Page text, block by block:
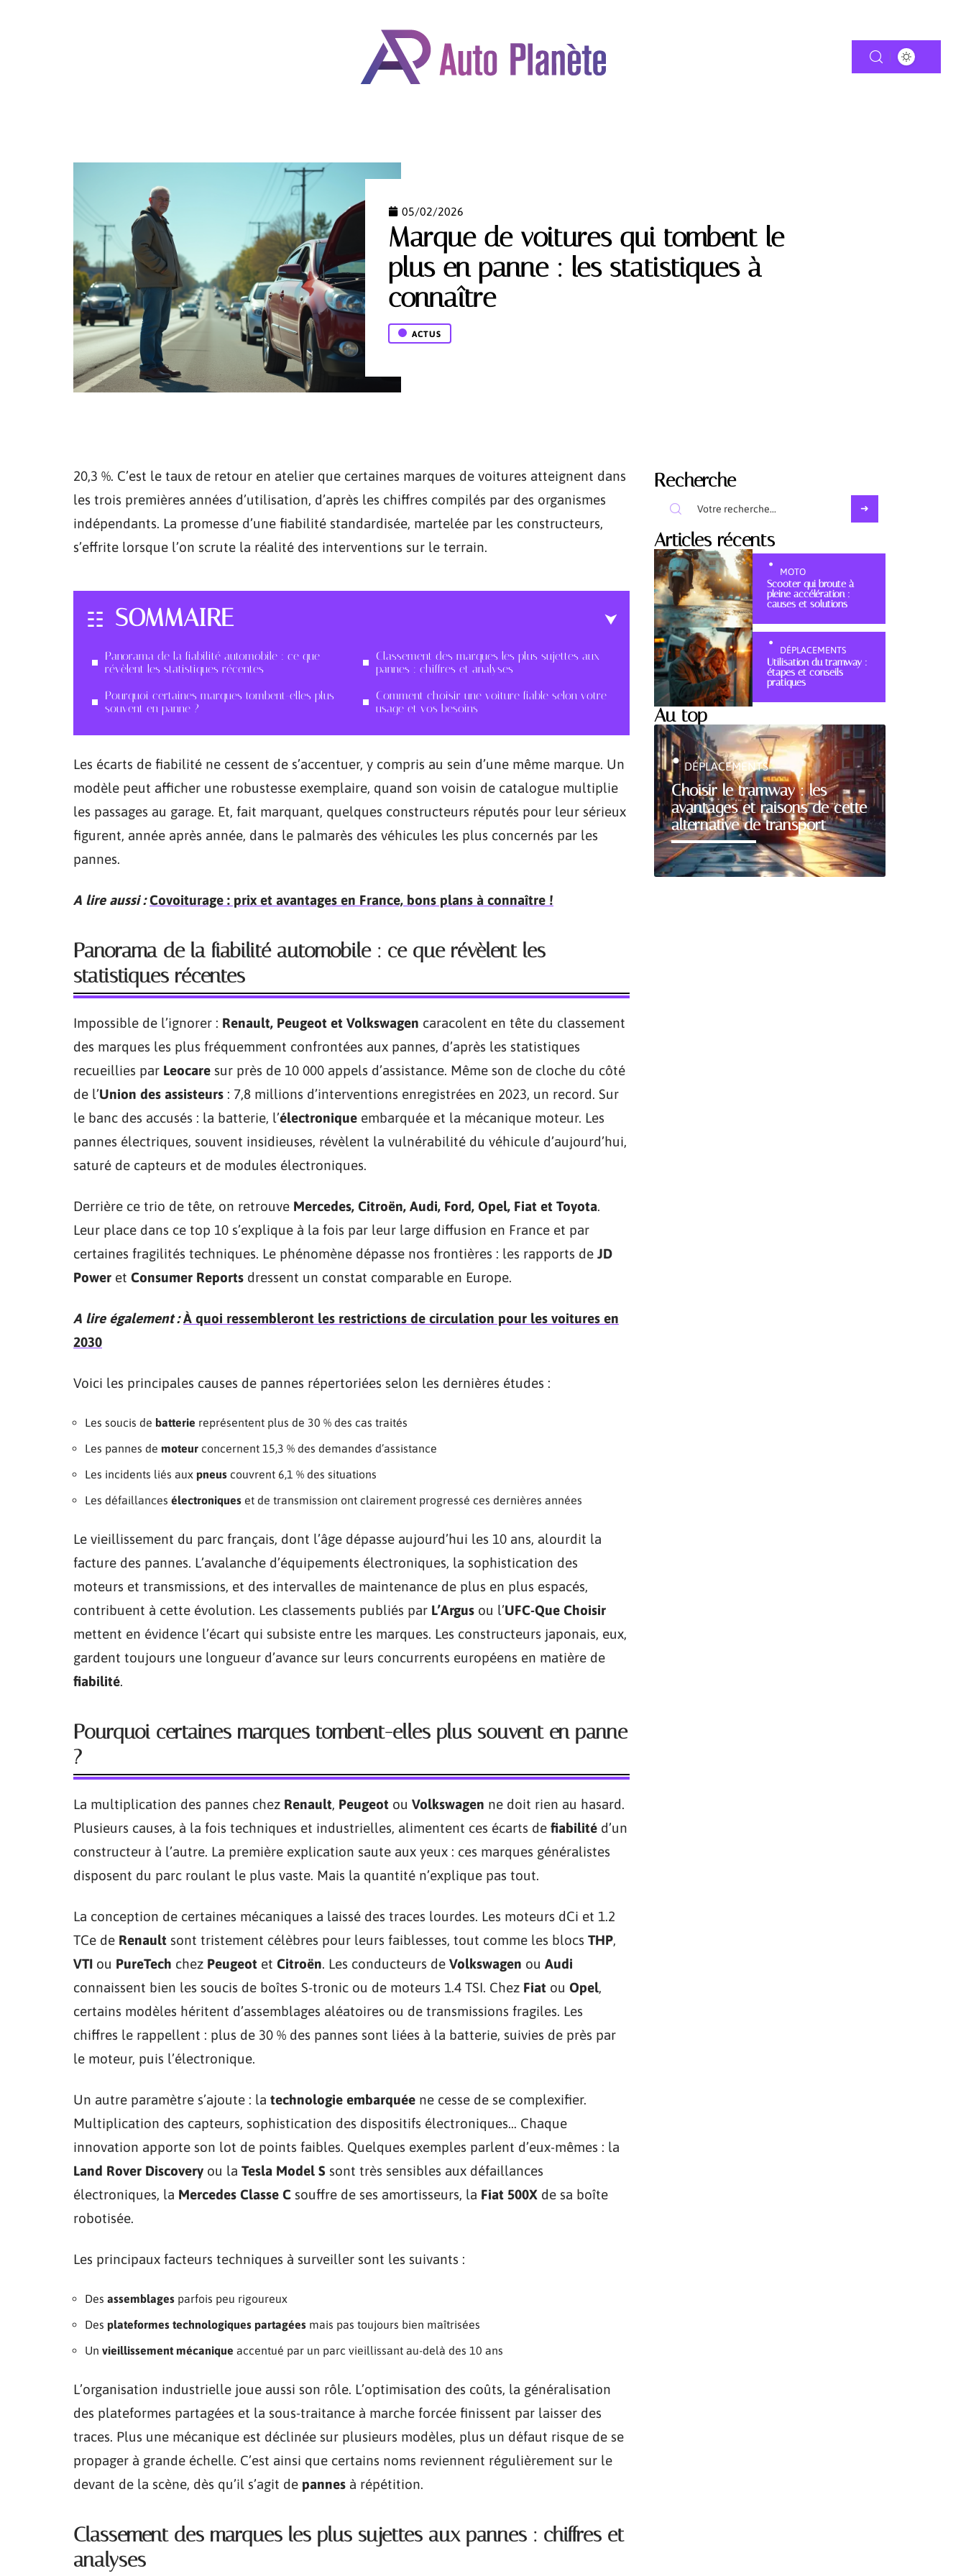
05/02/2026
Marque de voitures qui tombent le
plus en panne : les statistiques à
connaître
ACTUS
20,3 %. C’est le taux de retour en atelier que certaines marques de voitures atteignent dans
les trois premières années d’utilisation, d’après les chiffres compilés par des organismes
indépendants. La promesse d’une fiabilité standardisée, martelée par les constructeurs,
s’effrite lorsque l’on scrute la réalité des interventions sur le terrain.
SOMMAIRE
Panorama de la fiabilité automobile : ce que
révèlent les statistiques récentes
Pourquoi certaines marques tombent-elles plus
souvent en panne ?
Classement des marques les plus sujettes aux
pannes : chiffres et analyses
Comment choisir une voiture fiable selon votre
usage et vos besoins
Les écarts de fiabilité ne cessent de s’accentuer, y compris au sein d’une même marque. Un
modèle peut afficher une robustesse exemplaire, quand son voisin de catalogue multiplie
les passages au garage. Et, fait marquant, quelques constructeurs réputés pour leur sérieux
figurent, année après année, dans le palmarès des véhicules les plus concernés par les
pannes.
A lire aussi : Covoiturage : prix et avantages en France, bons plans à connaître !
Panorama de la fiabilité automobile : ce que révèlent les
statistiques récentes
Impossible de l’ignorer : Renault, Peugeot et Volkswagen caracolent en tête du classement
des marques les plus fréquemment confrontées aux pannes, d’après les statistiques
recueillies par Leocare sur près de 10 000 appels d’assistance. Même son de cloche du côté
de l’Union des assisteurs : 7,8 millions d’interventions enregistrées en 2023, un record. Sur
le banc des accusés : la batterie, l’électronique embarquée et la mécanique moteur. Les
pannes électriques, souvent insidieuses, révèlent la vulnérabilité du véhicule d’aujourd’hui,
saturé de capteurs et de modules électroniques.
Derrière ce trio de tête, on retrouve Mercedes, Citroën, Audi, Ford, Opel, Fiat et Toyota.
Leur place dans ce top 10 s’explique à la fois par leur large diffusion en France et par
certaines fragilités techniques. Le phénomène dépasse nos frontières : les rapports de JD
Power et Consumer Reports dressent un constat comparable en Europe.
A lire également : À quoi ressembleront les restrictions de circulation pour les voitures en
2030
Voici les principales causes de pannes répertoriées selon les dernières études :
Les soucis de batterie représentent plus de 30 % des cas traités
Les pannes de moteur concernent 15,3 % des demandes d’assistance
Les incidents liés aux pneus couvrent 6,1 % des situations
Les défaillances électroniques et de transmission ont clairement progressé ces dernières années
Le vieillissement du parc français, dont l’âge dépasse aujourd’hui les 10 ans, alourdit la
facture des pannes. L’avalanche d’équipements électroniques, la sophistication des
moteurs et transmissions, et des intervalles de maintenance de plus en plus espacés,
contribuent à cette évolution. Les classements publiés par L’Argus ou l’UFC-Que Choisir
mettent en évidence l’écart qui subsiste entre les marques. Les constructeurs japonais, eux,
gardent toujours une longueur d’avance sur leurs concurrents européens en matière de
fiabilité.
Pourquoi certaines marques tombent-elles plus souvent en panne
?
La multiplication des pannes chez Renault, Peugeot ou Volkswagen ne doit rien au hasard.
Plusieurs causes, à la fois techniques et industrielles, alimentent ces écarts de fiabilité d’un
constructeur à l’autre. La première explication saute aux yeux : ces marques généralistes
disposent du parc roulant le plus vaste. Mais la quantité n’explique pas tout.
La conception de certaines mécaniques a laissé des traces lourdes. Les moteurs dCi et 1.2
TCe de Renault sont tristement célèbres pour leurs faiblesses, tout comme les blocs THP,
VTI ou PureTech chez Peugeot et Citroën. Les conducteurs de Volkswagen ou Audi
connaissent bien les soucis de boîtes S-tronic ou de moteurs 1.4 TSI. Chez Fiat ou Opel,
certains modèles héritent d’assemblages aléatoires ou de transmissions fragiles. Les
chiffres le rappellent : plus de 30 % des pannes sont liées à la batterie, suivies de près par
le moteur, puis l’électronique.
Un autre paramètre s’ajoute : la technologie embarquée ne cesse de se complexifier.
Multiplication des capteurs, sophistication des dispositifs électroniques… Chaque
innovation apporte son lot de points faibles. Quelques exemples parlent d’eux-mêmes : la
Land Rover Discovery ou la Tesla Model S sont très sensibles aux défaillances
électroniques, la Mercedes Classe C souffre de ses amortisseurs, la Fiat 500X de sa boîte
robotisée.
Les principaux facteurs techniques à surveiller sont les suivants :
Des assemblages parfois peu rigoureux
Des plateformes technologiques partagées mais pas toujours bien maîtrisées
Un vieillissement mécanique accentué par un parc vieillissant au-delà des 10 ans
L’organisation industrielle joue aussi son rôle. L’optimisation des coûts, la généralisation
des plateformes partagées et la sous-traitance à marche forcée finissent par laisser des
traces. Plus une mécanique est déclinée sur plusieurs modèles, plus un défaut risque de se
propager à grande échelle. C’est ainsi que certains noms reviennent régulièrement sur le
devant de la scène, dès qu’il s’agit de pannes à répétition.
Classement des marques les plus sujettes aux pannes : chiffres et
analyses
Recherche
Articles récents
MOTO
Scooter qui broute à
pleine accélération :
causes et solutions
DÉPLACEMENTS
Utilisation du tramway :
étapes et conseils
pratiques
Au top
Choisir le tramway : les
avantages et raisons de cette
alternative de transport
DÉPLACEMENTS